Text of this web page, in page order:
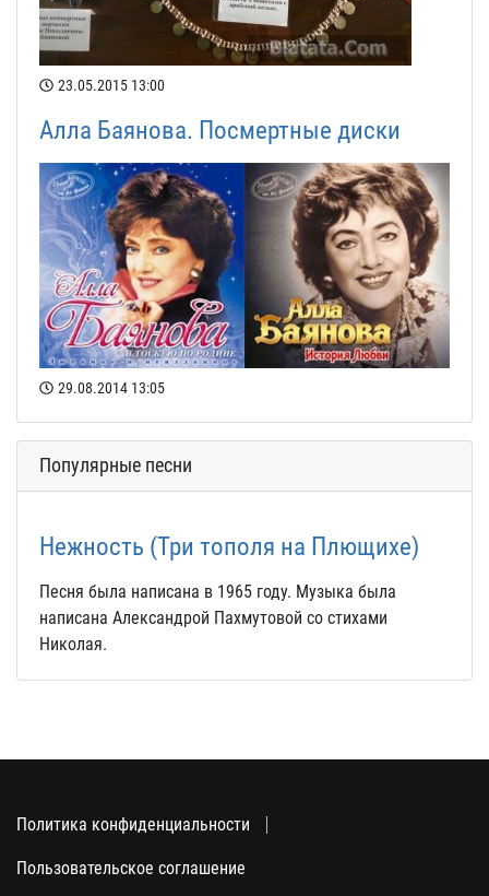
23.05.2015 13:00
Алла Баянова. Посмертные диски
29.08.2014 13:05
Популярные песни
Нежность (Три тополя на Плющихе)
Песня была написана в 1965 году. Музыка была
написана Александрой Пахмутовой со стихами
Николая.
Политика конфиденциальности
Пользовательское соглашение